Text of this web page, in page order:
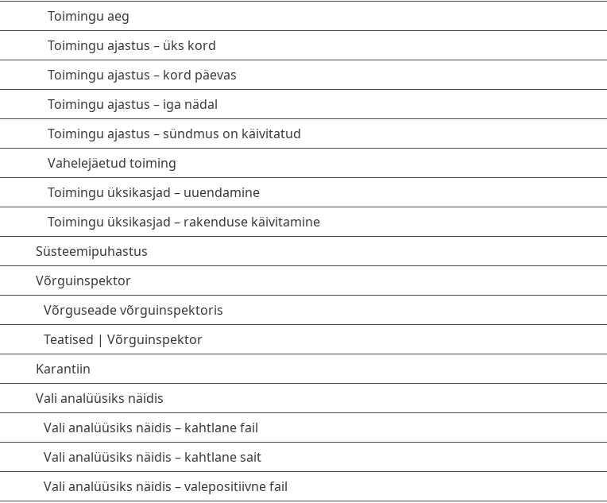
Toimingu aeg
Toimingu ajastus – üks kord
Toimingu ajastus – kord päevas
Toimingu ajastus – iga nädal
Toimingu ajastus – sündmus on käivitatud
Vahelejäetud toiming
Toimingu üksikasjad – uuendamine
Toimingu üksikasjad – rakenduse käivitamine
Süsteemipuhastus
Võrguinspektor
Võrguseade võrguinspektoris
Teatised | Võrguinspektor
Karantiin
Vali analüüsiks näidis
Vali analüüsiks näidis – kahtlane fail
Vali analüüsiks näidis – kahtlane sait
Vali analüüsiks näidis – valepositiivne fail